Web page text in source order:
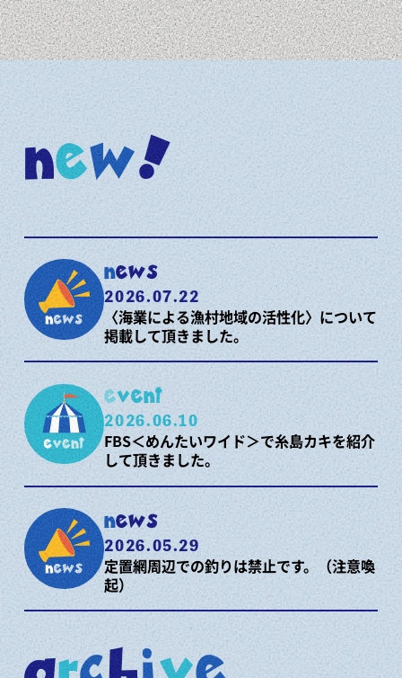
new!
news
2026.07.22
〈海業による漁村地域の活性化〉について
掲載して頂きました。
event
2026.06.10
FBS＜めんたいワイド＞で糸島カキを紹介
して頂きました。
news
2026.05.29
定置網周辺での釣りは禁止です。（注意喚
起）